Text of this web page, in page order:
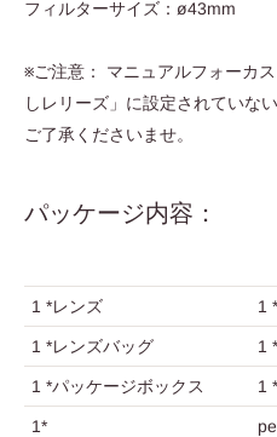
フィルターサイズ：ø43mm
※ご注意： マニュアルフォーカ
しレリーズ」に設定されていな
ご了承くださいませ。
パッケージ内容：
1 *レンズ 1
1 *レンズバッグ 1
1 *パッケージボックス 1
1*